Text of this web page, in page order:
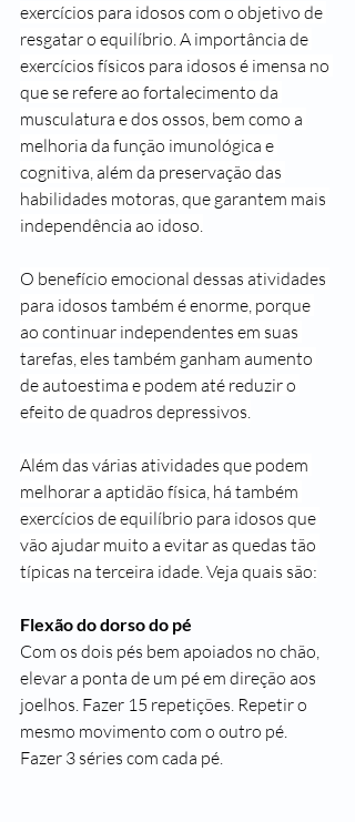
exercícios para idosos com o objetivo de
resgatar o equilíbrio. A importância de
exercícios físicos para idosos é imensa no
que se refere ao fortalecimento da
musculatura e dos ossos, bem como a
melhoria da função imunológica e
cognitiva, além da preservação das
habilidades motoras, que garantem mais
independência ao idoso.
O benefício emocional dessas atividades
para idosos também é enorme, porque
ao continuar independentes em suas
tarefas, eles também ganham aumento
de autoestima e podem até reduzir o
efeito de quadros depressivos.
Além das várias atividades que podem
melhorar a aptidão física, há também
exercícios de equilíbrio para idosos que
vão ajudar muito a evitar as quedas tão
típicas na terceira idade. Veja quais são:
Flexão do dorso do pé
Com os dois pés bem apoiados no chão,
elevar a ponta de um pé em direção aos
joelhos. Fazer 15 repetições. Repetir o
mesmo movimento com o outro pé.
Fazer 3 séries com cada pé.